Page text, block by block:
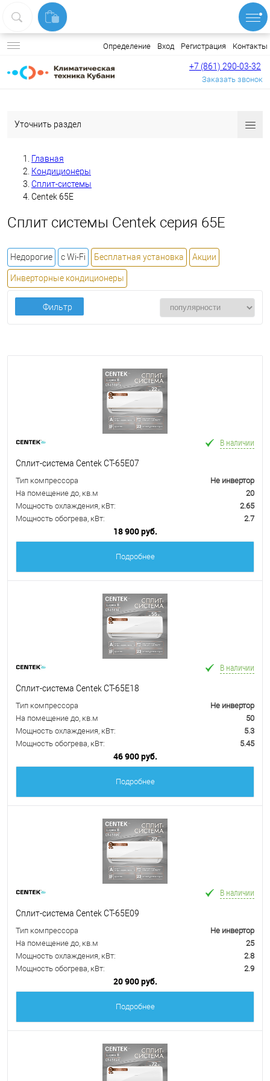
Определение Вход Регистрация Контакты
+7 (861) 290-03-32
Заказать звонок
Уточнить раздел
Главная
Кондиционеры
Сплит-системы
Centek 65E
Сплит системы Centek серия 65E
Недорогие с Wi-Fi Бесплатная установка Акции
Инверторные кондиционеры
Фильтр
В наличии
Сплит-система Centek CT-65E07
Тип компрессора
Не инвертор
На помещение до, кв.м
20
Мощность охлаждения, кВт:
2.65
Мощность обогрева, кВт:
2.7
18 900 руб.
Подробнее
В наличии
Сплит-система Centek CT-65E18
Тип компрессора
Не инвертор
На помещение до, кв.м
50
Мощность охлаждения, кВт:
5.3
Мощность обогрева, кВт:
5.45
46 900 руб.
Подробнее
В наличии
Сплит-система Centek CT-65E09
Тип компрессора
Не инвертор
На помещение до, кв.м
25
Мощность охлаждения, кВт:
2.8
Мощность обогрева, кВт:
2.9
20 900 руб.
Подробнее